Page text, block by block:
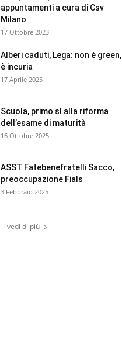
appuntamenti a cura di Csv
Milano
17 Ottobre 2023
Alberi caduti, Lega: non è green,
è incuria
17 Aprile 2025
Scuola, primo sì alla riforma
dell’esame di maturità
16 Ottobre 2025
ASST Fatebenefratelli Sacco,
preoccupazione Fials
3 Febbraio 2025
vedi di più